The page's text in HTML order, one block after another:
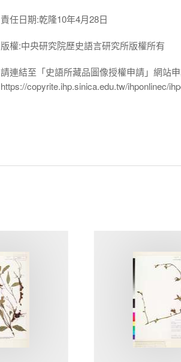
責任日期:乾隆10年4月28日
版權:中央研究院歷史語言研究所版權所有
請連結至「史語所藏品圖像授權申請」網站
https://copyrite.ihp.sinica.edu.tw/ihponlinec/